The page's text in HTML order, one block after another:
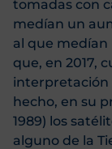
tomadas con
medían un
al que
que, en 2017,
interpretación
hecho, en su
1989) los
alguno de la